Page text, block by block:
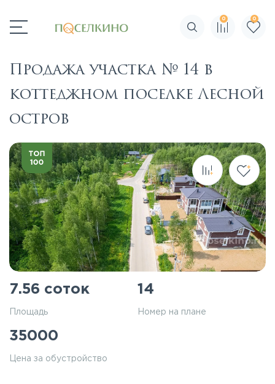
Поиск по сайту
0 0
Продажа участка № 14 в
коттеджном поселке Лесной
остров
7.56 соток
Площадь
14
Номер на плане
35000
Цена за обустройство